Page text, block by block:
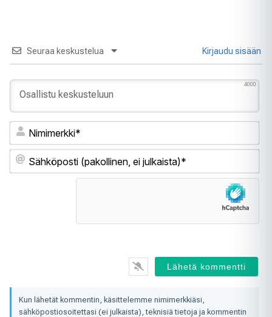
Seuraa keskustelua Kirjaudu sisään
4000
ei
Kun lähetät kommentin, käsittelemme nimimerkkiäsi,
sähköpostiosoitettasi (ei julkaista), teknisiä tietoja ja kommentin